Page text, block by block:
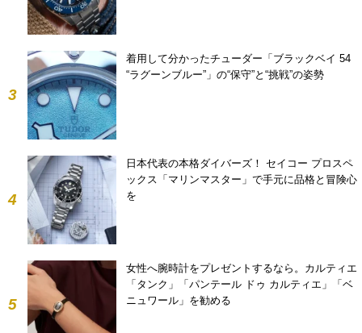
3
着用して分かったチューダー「ブラックベイ 54
“ラグーンブルー”」の“保守”と“挑戦”の姿勢
4
日本代表の本格ダイバーズ！ セイコー プロスペ
ックス「マリンマスター」で手元に品格と冒険心
を
5
女性へ腕時計をプレゼントするなら。カルティエ
「タンク」「パンテール ドゥ カルティエ」「ベ
ニュワール」を勧める